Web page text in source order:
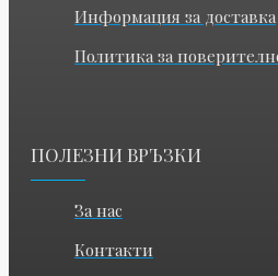
Информация за доставка
Политика за
ПОЛЕЗНИ ВРЪЗКИ
За нас
Контакти